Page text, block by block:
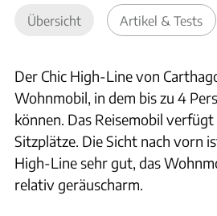
Übersicht Artikel & Tests
Der Chic High-Line von
Wohnmobil, in dem bis zu 4
können. Das Reisemobil
Sitzplätze. Die Sicht nach vorn
High-Line sehr gut, das
relativ geräuscharm.